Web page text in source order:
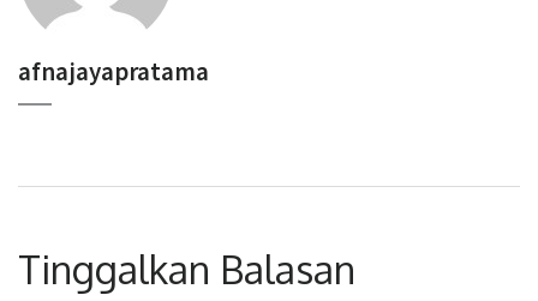
afnajayapratama
Tinggalkan Balasan